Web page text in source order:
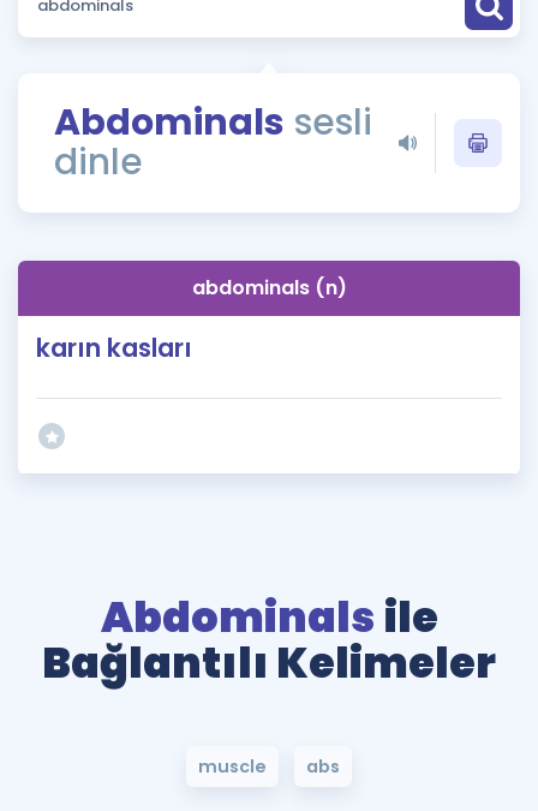
ÖSYM Sınav Takvimi
Kampanyalar
İngilizce Gramer
Abdominals sesli
dinle
abdominals (n)
karın kasları
Abdominals ile
Bağlantılı Kelimeler
muscle abs